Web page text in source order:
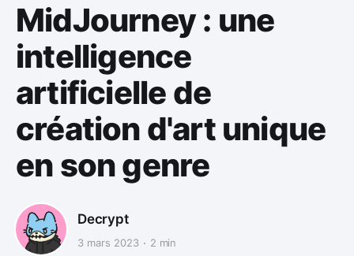
MidJourney : une
intelligence
artificielle de
création d'art unique
en son genre
Decrypt
3 mars 2023 2 min